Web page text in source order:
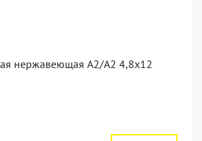
нержавеющая A2/A2 4,8x12